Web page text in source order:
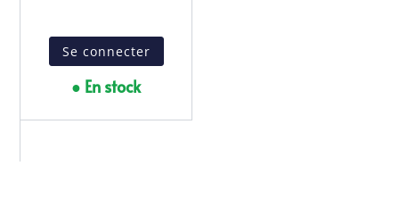
Se connecter
● En stock